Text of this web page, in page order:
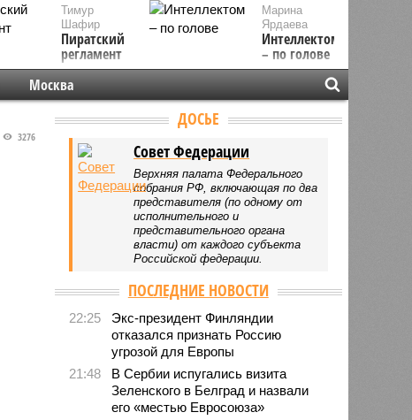
Марина
Ярдаева
Интеллектом
– по голове
Тимур
Шафир
Пиратский
регламент
Москва
3276
ДОСЬЕ
Совет Федерации
Верхняя палата Федерального
собрания РФ, включающая по два
представителя (по одному от
исполнительного и
представительного органа
власти) от каждого субъекта
Российской федерации.
ПОСЛЕДНИЕ НОВОСТИ
22:25
Экс-президент Финляндии
отказался признать Россию
угрозой для Европы
21:48
В Сербии испугались визита
Зеленского в Белград и назвали
его «местью Евросоюза»